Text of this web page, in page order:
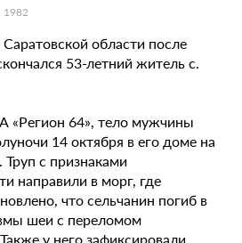
1982
области после
53-летний житель с.
«Регион 64», тело мужчины
14 октября в его доме на
с признаками
направили в морг, где
что сельчанин погиб в
шеи с переломом